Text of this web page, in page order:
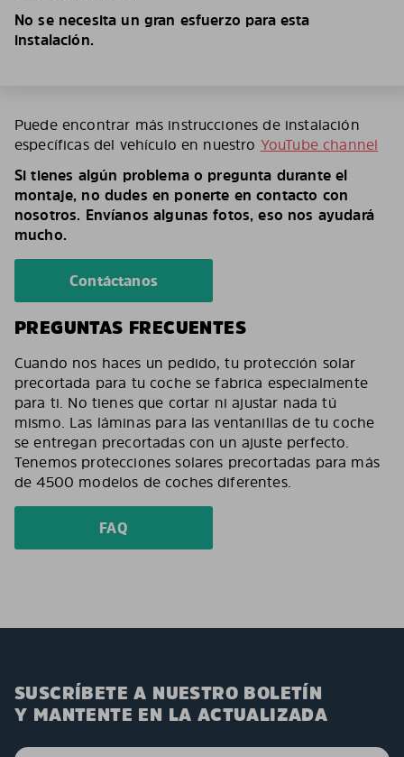
No se necesita un gran esfuerzo para esta
instalación.
Puede encontrar más instrucciones de instalación
específicas del vehículo en nuestro YouTube channel
Si tienes algún problema o pregunta durante el
montaje, no dudes en ponerte en contacto con
nosotros. Envíanos algunas fotos, eso nos ayudará
mucho.
Contáctanos
PREGUNTAS FRECUENTES
Cuando nos haces un pedido, tu protección solar
precortada para tu coche se fabrica especialmente
para ti. No tienes que cortar ni ajustar nada tú
mismo. Las láminas para las ventanillas de tu coche
se entregan precortadas con un ajuste perfecto.
Tenemos protecciones solares precortadas para más
de 4500 modelos de coches diferentes.
FAQ
SUSCRÍBETE A NUESTRO BOLETÍN
Y MANTENTE EN LA ACTUALIZADA